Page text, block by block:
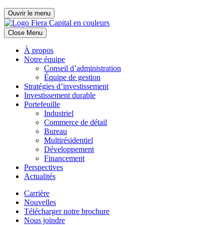
Ouvrir le menu
Close Menu
À propos
Notre équipe
Conseil d’administration
Équipe de gestion
Stratégies d’investissement
Investissement durable
Portefeuille
Industriel
Commerce de détail
Bureau
Multirésidentiel
Développement
Financement
Perspectives
Actualités
Carrière
Nouvelles
Télécharger notre brochure
Nous joindre